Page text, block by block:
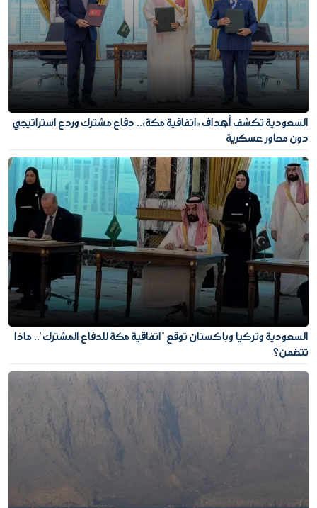
السعودية تكشف أهداف «اتفاقية مكة».. دفاع مشترك وردع استراتيجي
دون محاور عسكرية
السعودية وتركيا وباكستان توقع "اتفاقية مكة للدفاع المشترك".. ماذا
تتضمن؟